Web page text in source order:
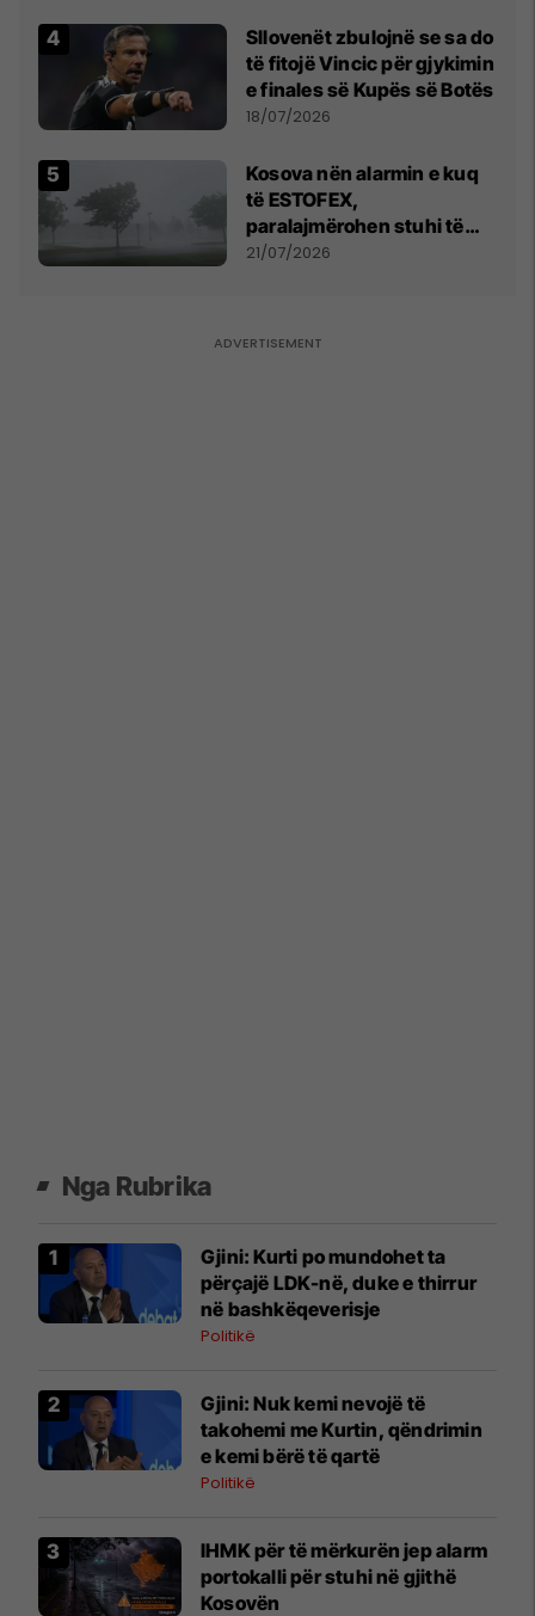
Sllovenët zbulojnë se sa do
të fitojë Vincic për gjykimin
e finales së Kupës së Botës
18/07/2026
Kosova nën alarmin e kuq
të ESTOFEX,
paralajmërohen stuhi të
fuqishme me breshër dhe
21/07/2026
Nga Rubrika
Gjini: Kurti po mundohet ta
përçajë LDK-në, duke e thirrur
në bashkëqeverisje
Politikë
Gjini: Nuk kemi nevojë të
takohemi me Kurtin, qëndrimin
e kemi bërë të qartë
Politikë
​IHMK për të mërkurën jep alarm
portokalli për stuhi në gjithë
Kosovën